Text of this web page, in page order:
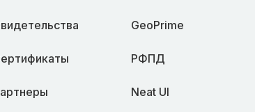
GeoPrime
РФПД
Neat UI